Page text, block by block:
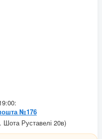
№176
Руставелі 20в)